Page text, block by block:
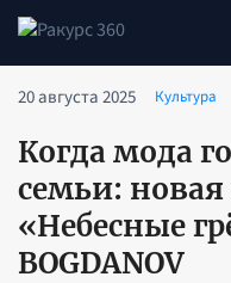
20 августа 2025 Культура
Когда мода
семьи:
«Небесные
BOGDANOV